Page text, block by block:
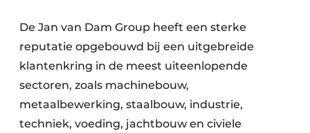
De Jan van Dam Group heeft een sterke
reputatie opgebouwd bij een uitgebreide
klantenkring in de meest uiteenlopende
sectoren, zoals machinebouw,
metaalbewerking, staalbouw, industrie,
techniek, voeding, jachtbouw en civiele